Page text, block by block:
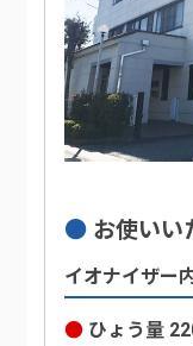
お使いい
イオナイザー
ひょう量